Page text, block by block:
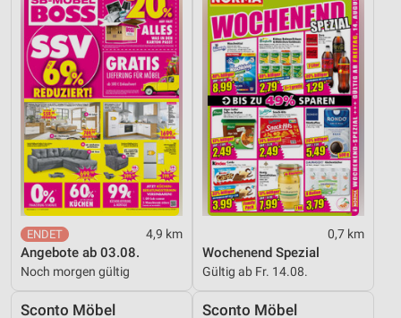
4,9 km
Angebote ab 03.08.
Noch morgen gültig
0,7 km
Wochenend Spezial
Gültig ab Fr. 14.08.
Sconto Möbel Sconto Möbel